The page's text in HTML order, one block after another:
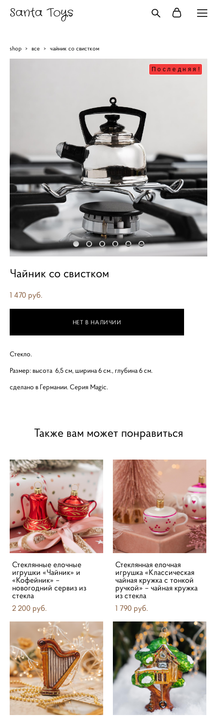
Santa Toys
shop > все > чайник со свистком
Последняя!
Чайник со свистком
1 470 pуб.
НЕТ В НАЛИЧИИ
Стекло.
Размер: высота 6,5 см, ширина 6 см., глубина 6 см.
сделано в Германии. Серия Magic.
Также вам может понравиться
Стеклянные елочные
игрушки «Чайник» и
«Кофейник» –
новогодний сервиз из
стекла
2 200 pуб.
Стеклянная елочная
игрушка «Классическая
чайная кружка с тонкой
ручкой» – чайная кружка
из стекла
1 790 pуб.